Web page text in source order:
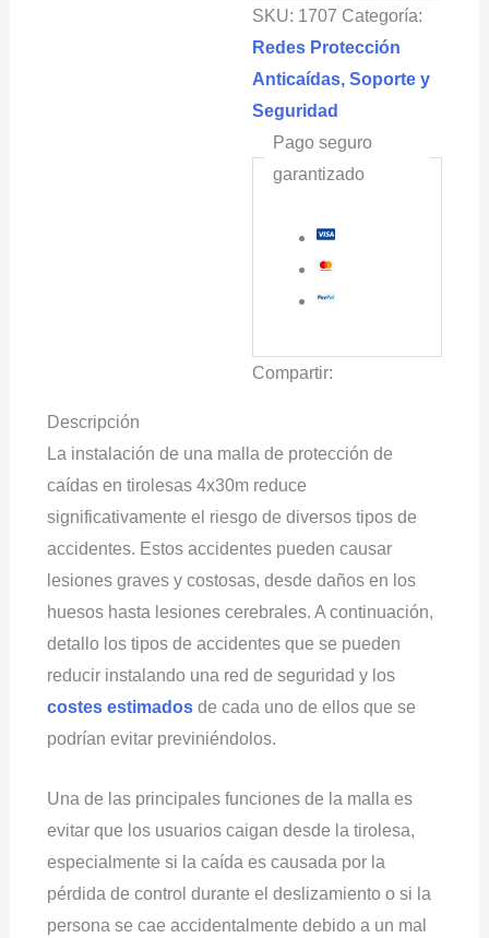
tirolesas
4x30m
ICARO®
cantidad
SKU: 1707 Categoría:
Redes Protección
Anticaídas, Soporte y
Seguridad
Pago seguro
garantizado
Compartir:
Descripción
La instalación de una malla de protección de
caídas en tirolesas 4x30m reduce
significativamente el riesgo de diversos tipos de
accidentes. Estos accidentes pueden causar
lesiones graves y costosas, desde daños en los
huesos hasta lesiones cerebrales. A continuación,
detallo los tipos de accidentes que se pueden
reducir instalando una red de seguridad y los
costes estimadosde cada uno de ellos que se
podrían evitar previniéndolos.
Una de las principales funciones de la malla es
evitar que los usuarios caigan desde la tirolesa,
especialmente si la caída es causada por la
pérdida de control durante el deslizamiento o si la
persona se cae accidentalmente debido a un mal